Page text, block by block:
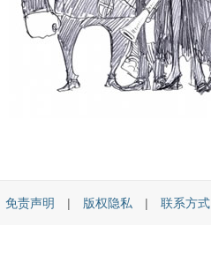
免责声明 | 版权隐私 | 联系方式